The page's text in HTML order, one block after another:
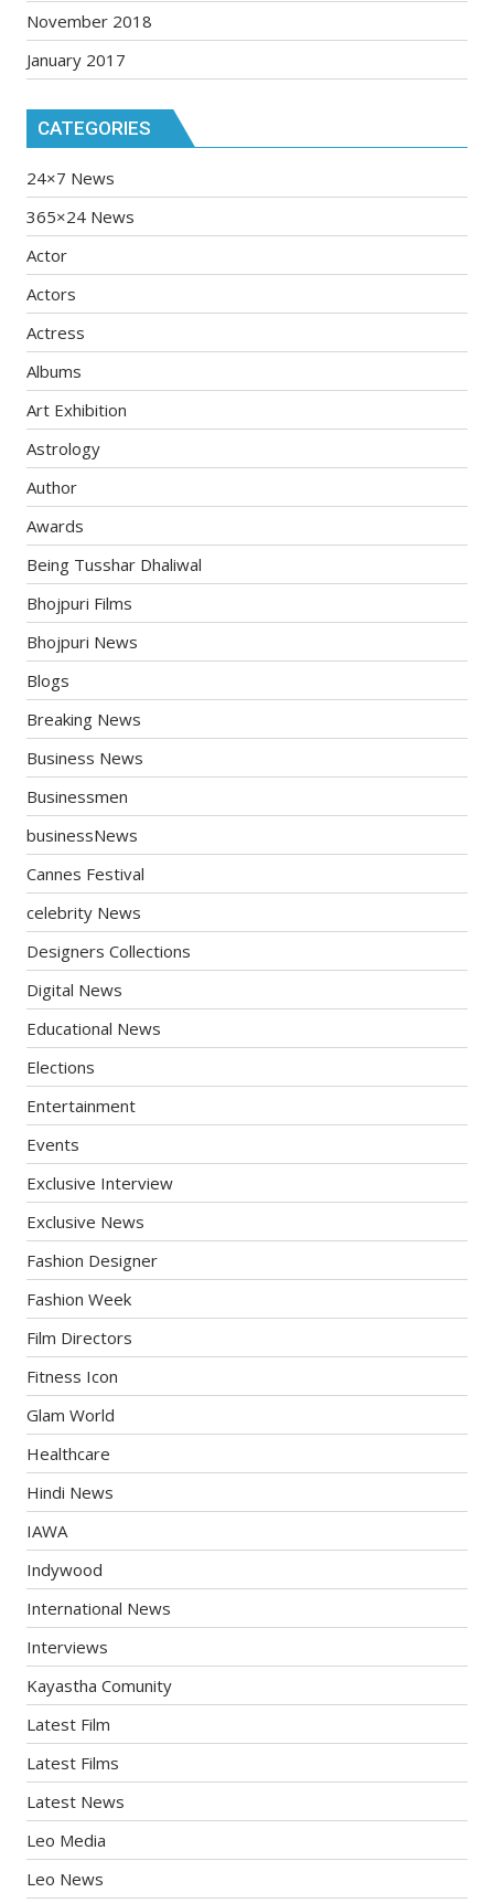
November 2018
January 2017
CATEGORIES
24×7 News
365×24 News
Actor
Actors
Actress
Albums
Art Exhibition
Astrology
Author
Awards
Being Tusshar Dhaliwal
Bhojpuri Films
Bhojpuri News
Blogs
Breaking News
Business News
Businessmen
businessNews
Cannes Festival
celebrity News
Designers Collections
Digital News
Educational News
Elections
Entertainment
Events
Exclusive Interview
Exclusive News
Fashion Designer
Fashion Week
Film Directors
Fitness Icon
Glam World
Healthcare
Hindi News
IAWA
Indywood
International News
Interviews
Kayastha Comunity
Latest Film
Latest Films
Latest News
Leo Media
Leo News